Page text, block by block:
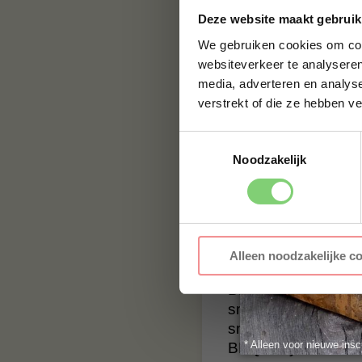
Deze website maakt
We gebruiken cookies om
websiteverkeer te
media, adverteren en
verstrekt of die ze hebben
Noodzakelijk
Alleen noodzakelijke
verwerkt en
en MSG vrij en
smaakversterkers
natuurlijke
Ontwikkeld,
getest en verpakt
met strooi- en stort
Proud to be
BBQuality
BBQuality staat
smaak, maar met
smaak brengen.
BBQuality!
* Alleen voor nieuwe